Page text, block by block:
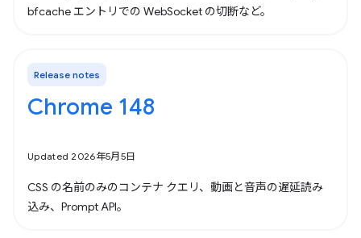
bfcache エントリでの WebSocket の切断など。
Release notes
Chrome 148
Updated 2026年5月5日
CSS の名前のみのコンテナ クエリ、動画と音声の遅延読み
込み、Prompt API。